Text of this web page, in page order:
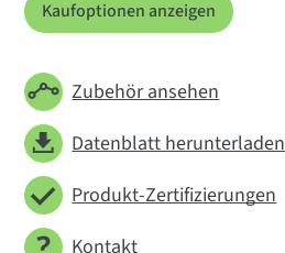
Kaufoptionen anzeigen
Zubehör ansehen
Datenblatt herunterladen
Produkt-Zertifizierungen
Kontakt